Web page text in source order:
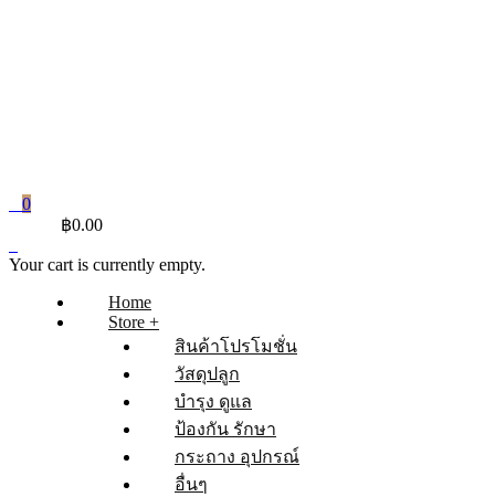
0
฿0.00
Your cart is currently empty.
Home
Store +
สินค้าโปรโมชั่น
วัสดุปลูก
บำรุง ดูแล
ป้องกัน รักษา
กระถาง อุปกรณ์
อื่นๆ